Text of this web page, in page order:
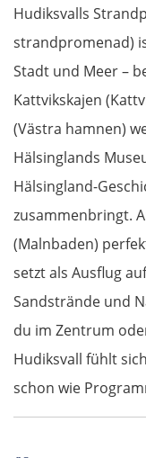
Hudiksvalls
strandpromenad)
Stadt und Meer –
Kattvikskajen
(Västra hamnen)
Hälsinglands
Hälsingland-
zusammenbringt.
(Malnbaden)
setzt als Ausflug
Sandstrände und
du im Zentrum
Hudiksvall fühlt
schon wie
Amstetten
St. Pölten
Slowakei
Bratislava
Nitra